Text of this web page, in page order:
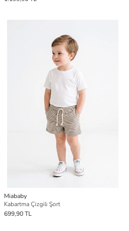
Miababy
Kabartma Çizgili Şort
699,90 TL